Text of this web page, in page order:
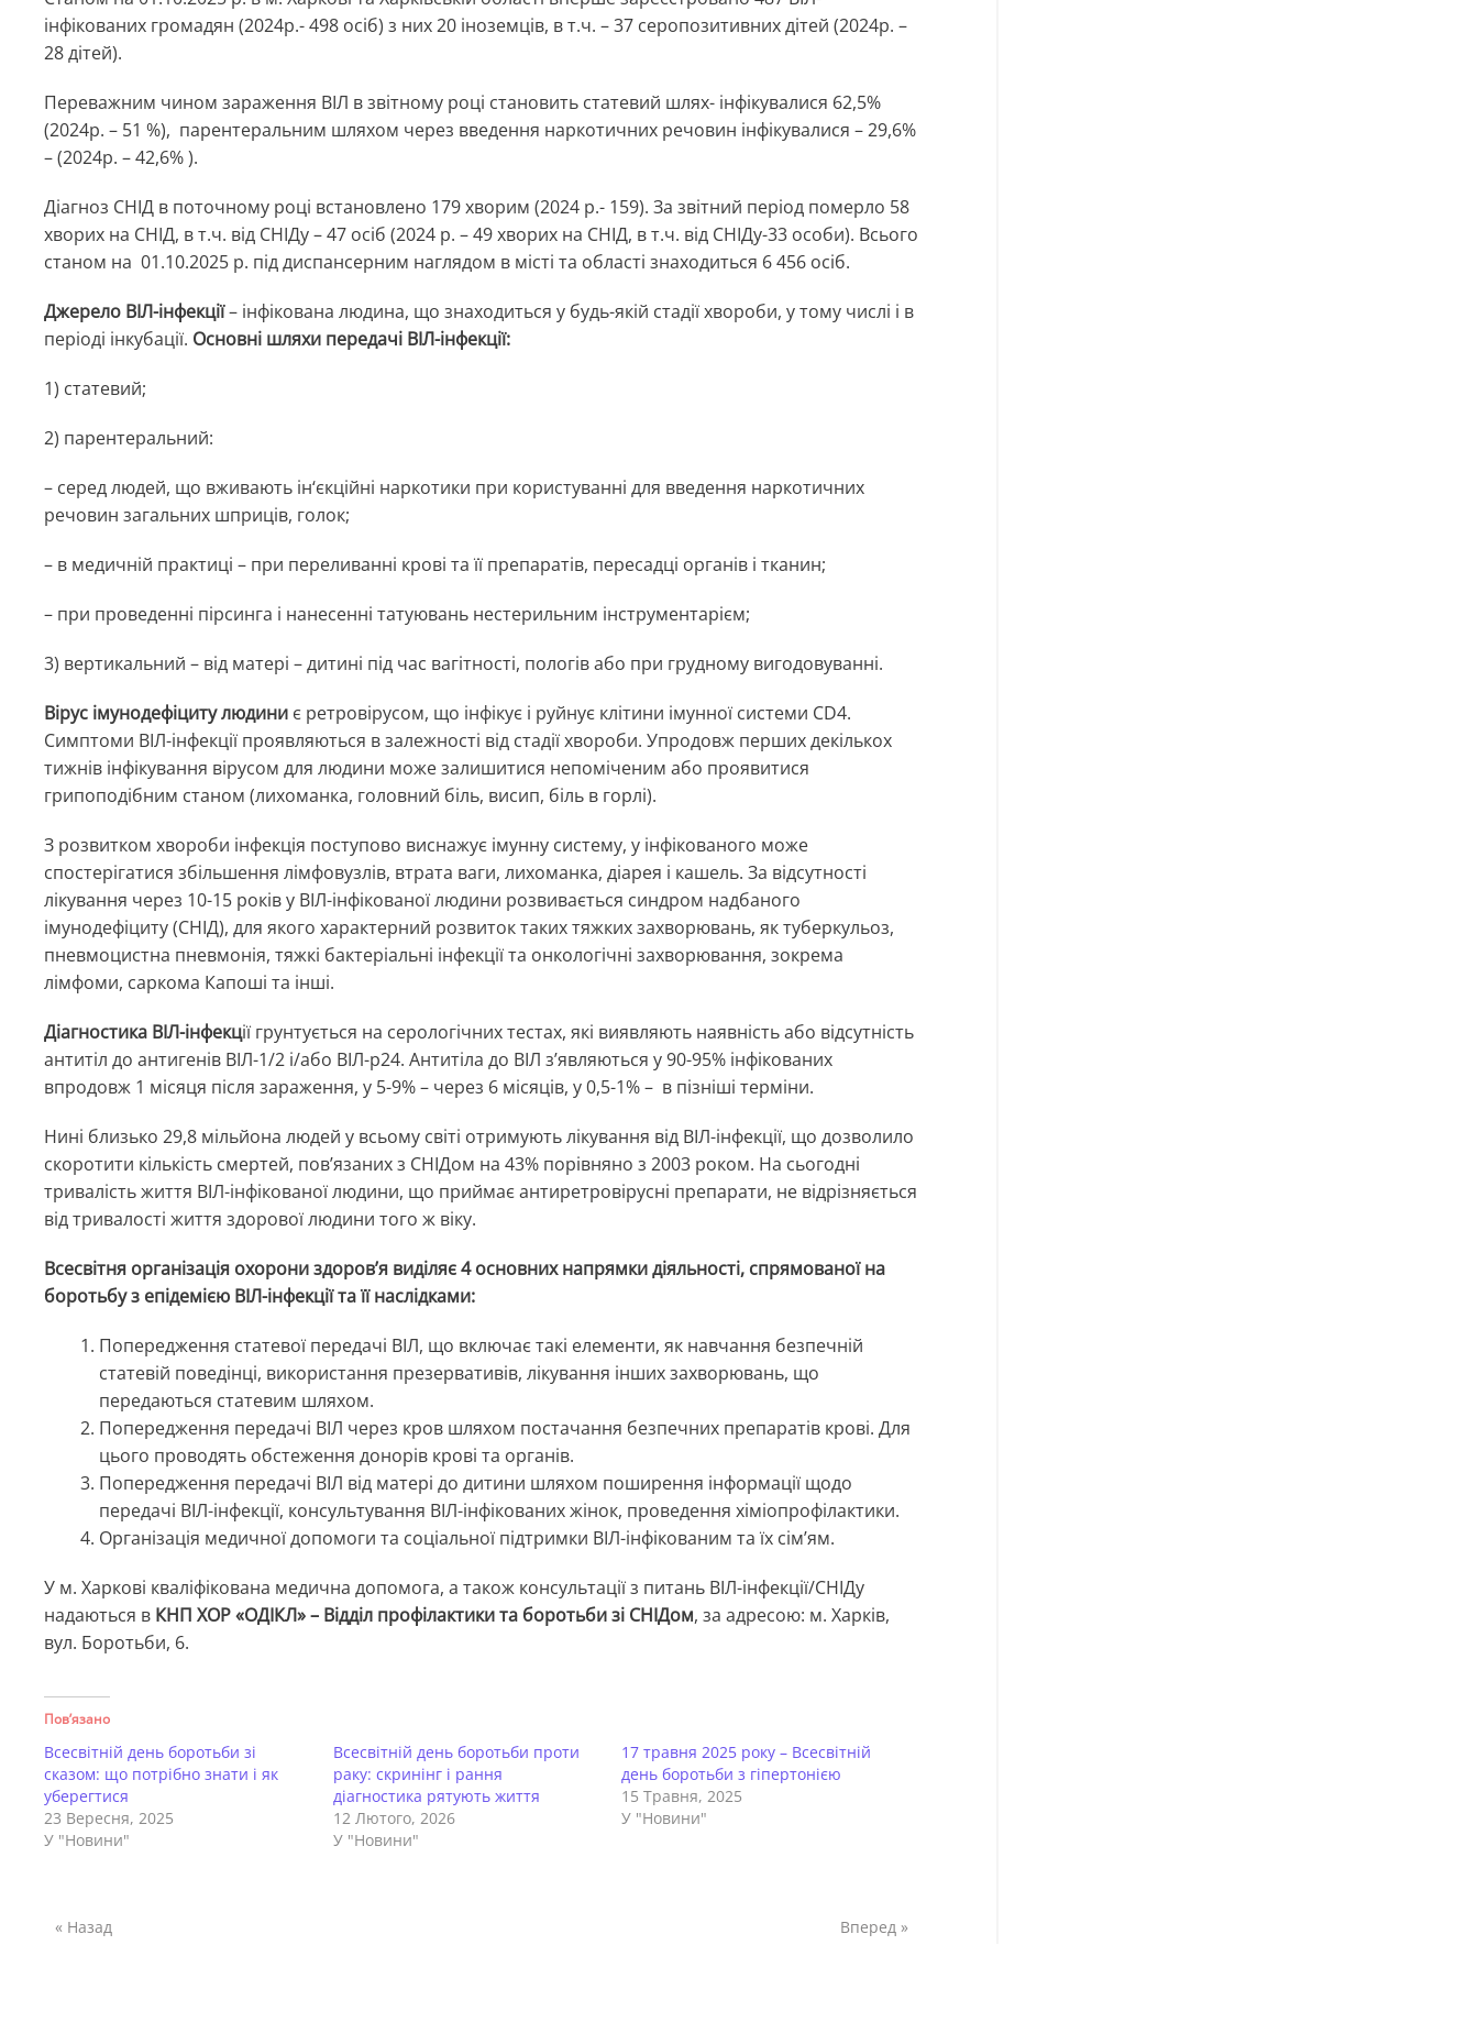
інфікованих громадян (2024р.- 498 осіб) з них 20 іноземців, в т.ч. – 37 серопозитивних дітей (2024р. –
28 дітей).
Переважним чином зараження ВІЛ в звітному році становить статевий шлях- інфікувалися 62,5%
(2024р. – 51 %), парентеральним шляхом через введення наркотичних речовин інфікувалися – 29,6%
– (2024р. – 42,6% ).
Діагноз СНІД в поточному році встановлено 179 хворим (2024 р.- 159). За звітний період померло 58
хворих на СНІД, в т.ч. від СНІДу – 47 осіб (2024 р. – 49 хворих на СНІД, в т.ч. від СНІДу-33 особи). Всього
станом на 01.10.2025 р. під диспансерним наглядом в місті та області знаходиться 6 456 осіб.
Джерело ВІЛ-інфекції– інфікована людина, що знаходиться у будь-якій стадії хвороби, у тому числі і в
періоді інкубації. Основні шляхи передачі ВІЛ-інфекції:
1) статевий;
2) парентеральний:
– серед людей, що вживають ін‘єкційні наркотики при користуванні для введення наркотичних
речовин загальних шприців, голок;
– в медичній практиці – при переливанні крові та її препаратів, пересадці органів і тканин;
– при проведенні пірсинга і нанесенні татуювань нестерильним інструментарієм;
3) вертикальний – від матері – дитині під час вагітності, пологів або при грудному вигодовуванні.
Вірус імунодефіциту людини є ретровірусом, що інфікує і руйнує клітини імунної системи CD4.
Симптоми ВІЛ-інфекції проявляються в залежності від стадії хвороби. Упродовж перших декількох
тижнів інфікування вірусом для людини може залишитися непоміченим або проявитися
грипоподібним станом (лихоманка, головний біль, висип, біль в горлі).
З розвитком хвороби інфекція поступово виснажує імунну систему, у інфікованого може
спостерігатися збільшення лімфовузлів, втрата ваги, лихоманка, діарея і кашель. За відсутності
лікування через 10-15 років у ВІЛ-інфікованої людини розвивається синдром надбаного
імунодефіциту (СНІД), для якого характерний розвиток таких тяжких захворювань, як туберкульоз,
пневмоцистна пневмонія, тяжкі бактеріальні інфекції та онкологічні захворювання, зокрема
лімфоми, саркома Капоші та інші.
Діагностика ВІЛ-інфекції грунтується на серологічних тестах, які виявляють наявність або відсутність
антитіл до антигенів ВІЛ-1/2 і/або ВІЛ-p24. Антитіла до ВІЛ з’являються у 90-95% інфікованих
впродовж 1 місяця після зараження, у 5-9% – через 6 місяців, у 0,5-1% – в пізніші терміни.
Нині близько 29,8 мільйона людей у всьому світі отримують лікування від ВІЛ-інфекції, що дозволило
скоротити кількість смертей, пов’язаних з СНІДом на 43% порівняно з 2003 роком. На сьогодні
тривалість життя ВІЛ-інфікованої людини, що приймає антиретровірусні препарати, не відрізняється
від тривалості життя здорової людини того ж віку.
Всесвітня організація охорони здоров’я виділяє 4 основних напрямки діяльності, спрямованої на
боротьбу з епідемією ВІЛ-інфекції та її наслідками:
Попередження статевої передачі ВІЛ, що включає такі елементи, як навчання безпечній
статевій поведінці, використання презервативів, лікування інших захворювань, що
передаються статевим шляхом.
Попередження передачі ВІЛ через кров шляхом постачання безпечних препаратів крові. Для
цього проводять обстеження донорів крові та органів.
Попередження передачі ВІЛ від матері до дитини шляхом поширення інформації щодо
передачі ВІЛ-інфекції, консультування ВІЛ-інфікованих жінок, проведення хіміопрофілактики.
Організація медичної допомоги та соціальної підтримки ВІЛ-інфікованим та їх сім’ям.
У м. Харкові кваліфікована медична допомога, а також консультації з питань ВІЛ-інфекції/СНІДу
надаються в КНП ХОР «ОДІКЛ» – Відділ профілактики та боротьби зі СНІДом, за адресою: м. Харків,
вул. Боротьби, 6.
Пов’язано
Всесвітній день боротьби зі
сказом: що потрібно знати і як
уберегтися
23 Вересня, 2025
У "Новини"
Всесвітній день боротьби проти
раку: скринінг і рання
діагностика рятують життя
12 Лютого, 2026
У "Новини"
17 травня 2025 року – Всесвітній
день боротьби з гіпертонією
15 Травня, 2025
У "Новини"
« Назад Вперед »